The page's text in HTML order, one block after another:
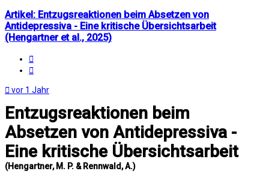
Artikel: Entzugsreaktionen beim Absetzen von
Antidepressiva - Eine kritische Übersichtsarbeit
(Hengartner et al., 2025)
vor 1 Jahr
Entzugsreaktionen beim
Absetzen von Antidepressiva -
Eine kritische Übersichtsarbeit
(Hengartner, M. P. & Rennwald, A.)